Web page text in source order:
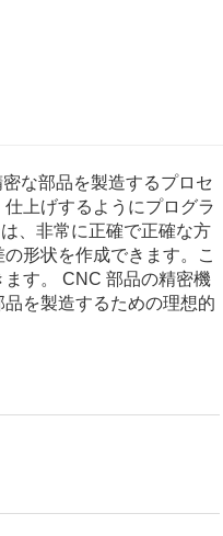
な部品を製造するプロセ
上げするようにプログラ
、非常に正確で正確な方
形状を作成できます。こ
す。 CNC 部品の精密機
を製造するための理想的